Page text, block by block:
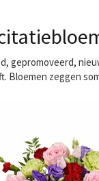
gepromoveerd,
Bloemen zeggen